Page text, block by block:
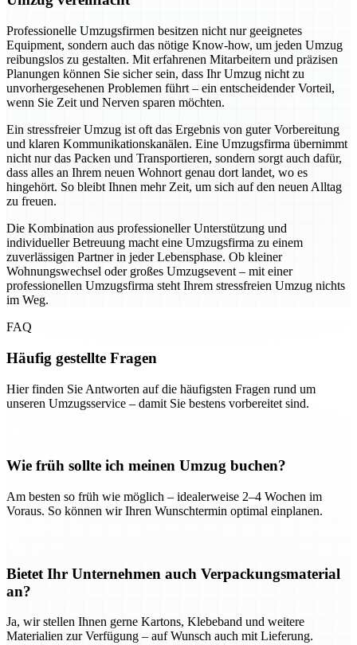
Professionelle Umzugsfirmen besitzen nicht nur geeignetes
Equipment, sondern auch das nötige Know-how, um jeden Umzug
reibungslos zu gestalten. Mit erfahrenen Mitarbeitern und präzisen
Planungen können Sie sicher sein, dass Ihr Umzug nicht zu
unvorhergesehenen Problemen führt – ein entscheidender Vorteil,
wenn Sie Zeit und Nerven sparen möchten.
Ein stressfreier Umzug ist oft das Ergebnis von guter Vorbereitung
und klaren Kommunikationskanälen. Eine Umzugsfirma übernimmt
nicht nur das Packen und Transportieren, sondern sorgt auch dafür,
dass alles an Ihrem neuen Wohnort genau dort landet, wo es
hingehört. So bleibt Ihnen mehr Zeit, um sich auf den neuen Alltag
zu freuen.
Die Kombination aus professioneller Unterstützung und
individueller Betreuung macht eine Umzugsfirma zu einem
zuverlässigen Partner in jeder Lebensphase. Ob kleiner
Wohnungswechsel oder großes Umzugsevent – mit einer
professionellen Umzugsfirma steht Ihrem stressfreien Umzug nichts
im Weg.
FAQ
Häufig gestellte Fragen
Hier finden Sie Antworten auf die häufigsten Fragen rund um
unseren Umzugsservice – damit Sie bestens vorbereitet sind.
Wie früh sollte ich meinen Umzug buchen?
Am besten so früh wie möglich – idealerweise 2–4 Wochen im
Voraus. So können wir Ihren Wunschtermin optimal einplanen.
Bietet Ihr Unternehmen auch Verpackungsmaterial
an?
Ja, wir stellen Ihnen gerne Kartons, Klebeband und weitere
Materialien zur Verfügung – auf Wunsch auch mit Lieferung.